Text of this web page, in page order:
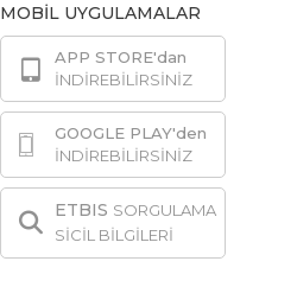
MOBİL UYGULAMALAR
APP STORE'dan
İNDİREBİLİRSİNİZ
GOOGLE PLAY'den
İNDİREBİLİRSİNİZ
ETBIS SORGULAMA
SİCİL BİLGİLERİ